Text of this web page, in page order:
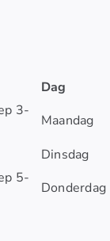
Dag
3-
Maandag
Dinsdag
5-
Donderdag